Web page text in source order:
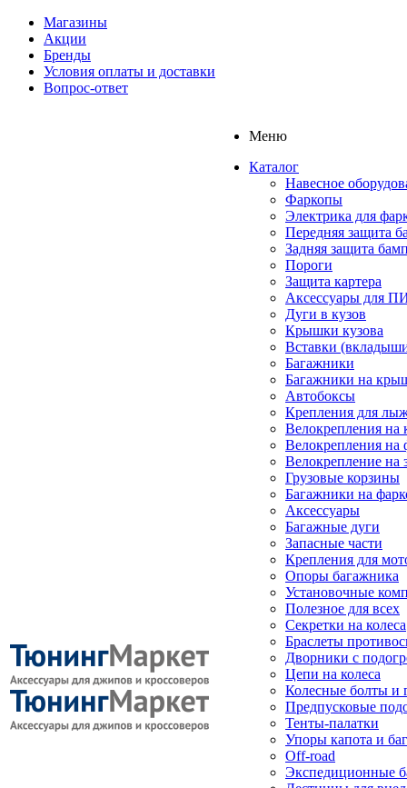
Магазины
Акции
Бренды
Условия оплаты и доставки
Вопрос-ответ
Меню
Каталог
Навесное
Фаркопы
Электрика для
Передняя защита
Задняя защита
Пороги
Защита картера
Аксессуары для
Дуги в кузов
Крышки кузова
Вставки
Багажники
Багажники на
Автобоксы
Крепления для
Велокрепления
Велокрепления на
Велокрепление на
Грузовые корзины
Багажники на
Аксессуары
Багажные дуги
Запасные части
Крепления для
Опоры багажника
Установочные
Полезное для всех
Секретки на колеса
Браслеты
Дворники с
Цепи на колеса
Колесные болты и
Предпусковые
Тенты-палатки
Упоры капота и
Off-road
Экспедиционные